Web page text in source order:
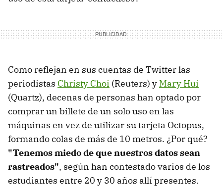
Como reflejan en sus cuentas de Twitter las
periodistas Christy Choi (Reuters) y Mary Hui
(Quartz), decenas de personas han optado por
comprar un billete de un solo uso en las
máquinas en vez de utilizar su tarjeta Octopus,
formando colas de más de 10 metros. ¿Por qué?
"Tenemos miedo de que nuestros datos sean
rastreados", según han contestado varios de los
estudiantes entre 20 y 30 años allí presentes.